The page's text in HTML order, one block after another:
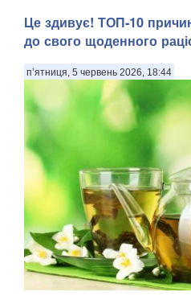
Це здивує! ТОП-10
до свого щоденного
п’ятниця, 5 червень 2026, 18:44